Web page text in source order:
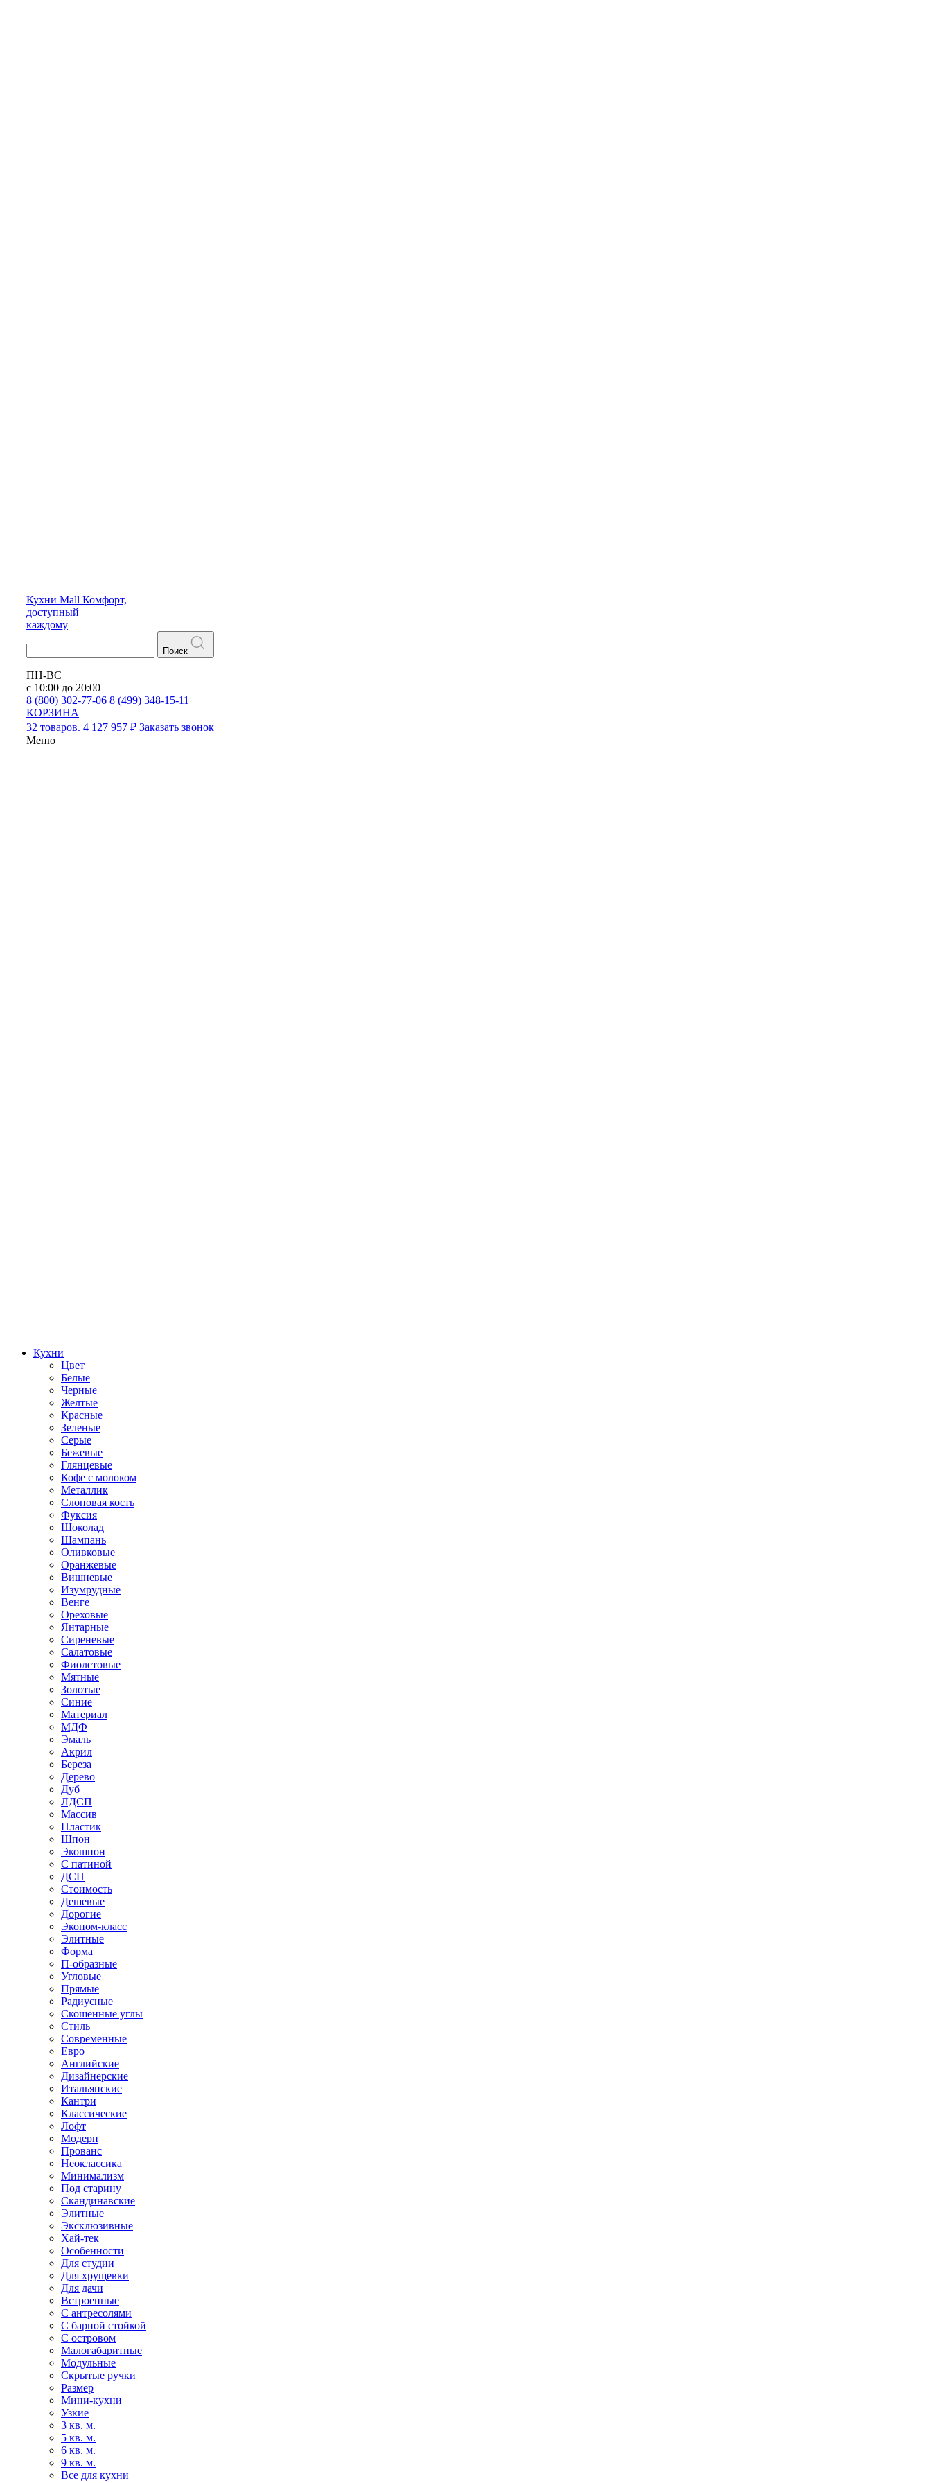
Кухни Mall Комфорт,
доступный
каждому
Поиск
ПН-ВС
с 10:00 до 20:00
8 (800) 302-77-06 8 (499) 348-15-11
КОРЗИНА
32 товаров. 4 127 957 ₽ Заказать звонок
Меню
Кухни
Цвет
Белые
Черные
Желтые
Красные
Зеленые
Серые
Бежевые
Глянцевые
Кофе с молоком
Металлик
Слоновая кость
Фуксия
Шоколад
Шампань
Оливковые
Оранжевые
Вишневые
Изумрудные
Венге
Ореховые
Янтарные
Сиреневые
Салатовые
Фиолетовые
Мятные
Золотые
Синие
Материал
МДФ
Эмаль
Акрил
Береза
Дерево
Дуб
ЛДСП
Массив
Пластик
Шпон
Экошпон
С патиной
ДСП
Стоимость
Дешевые
Дорогие
Эконом-класс
Элитные
Форма
П-образные
Угловые
Прямые
Радиусные
Скошенные углы
Стиль
Современные
Евро
Английские
Дизайнерские
Итальянские
Кантри
Классические
Лофт
Модерн
Прованс
Неоклассика
Минимализм
Под старину
Скандинавские
Элитные
Эксклюзивные
Хай-тек
Особенности
Для студии
Для хрущевки
Для дачи
Встроенные
С антресолями
С барной стойкой
С островом
Малогабаритные
Модульные
Скрытые ручки
Размер
Мини-кухни
Узкие
3 кв. м.
5 кв. м.
6 кв. м.
9 кв. м.
Все для кухни